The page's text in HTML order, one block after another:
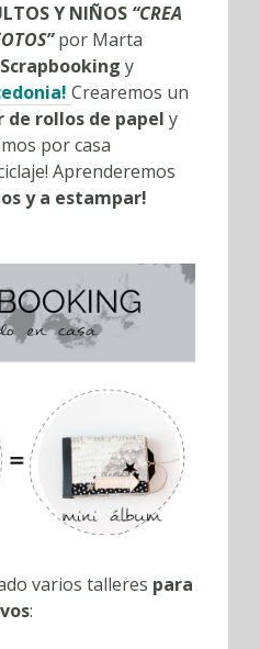
Y NIÑOS “CREA
por Marta
Scrapbooking y
Crearemos un
rollos de papel y
por casa
Aprenderemos
y a estampar!
varios talleres para
: